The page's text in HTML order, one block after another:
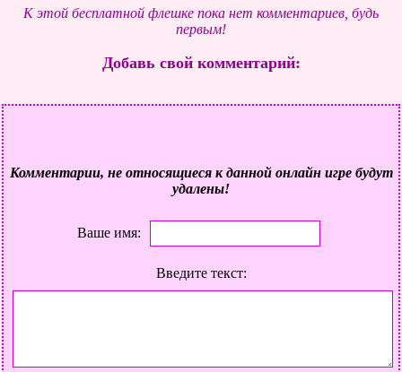
К этой бесплатной флешке пока нет комментариев, будь
первым!
Добавь свой комментарий:
Комментарии, не относящиеся к данной онлайн игре будут
удалены!
Ваше имя:
Введите текст: